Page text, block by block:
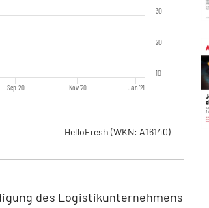
Sep '20 Nov '20 Jan '21
10
20
30
HelloFresh (WKN: A16140)
des Logistikunternehmens